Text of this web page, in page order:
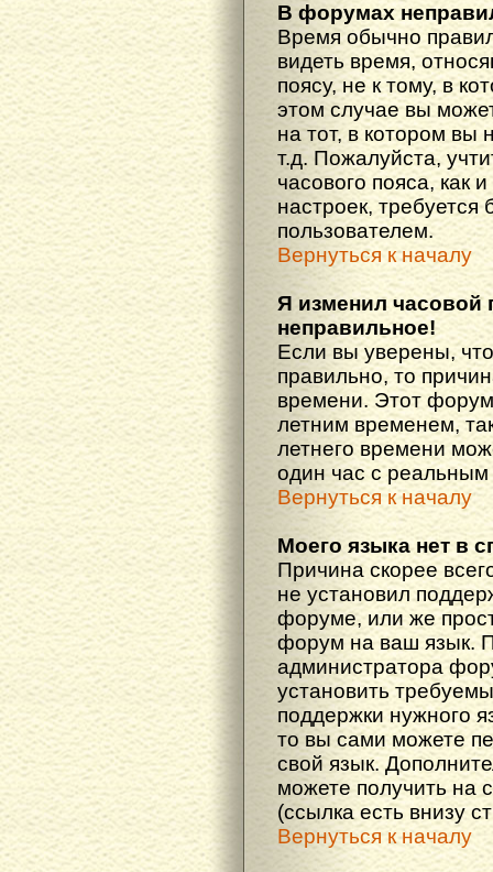
В форумах
Время обычно
видеть время,
поясу, не к тому, в
этом случае вы
на тот, в котором вы
т.д. Пожалуйста,
часового пояса, как
настроек,
пользователем.
Вернуться к началу
Я изменил часовой
неправильное!
Если вы уверены,
правильно, то
времени. Этот
летним временем,
летнего времени
один час с
Вернуться к началу
Моего языка нет в
Причина скорее
не установил
форуме, или же
форум на ваш язык.
администратора
установить
поддержки нужного
то вы сами можете
свой язык.
можете получить на
(ссылка есть внизу
Вернуться к началу